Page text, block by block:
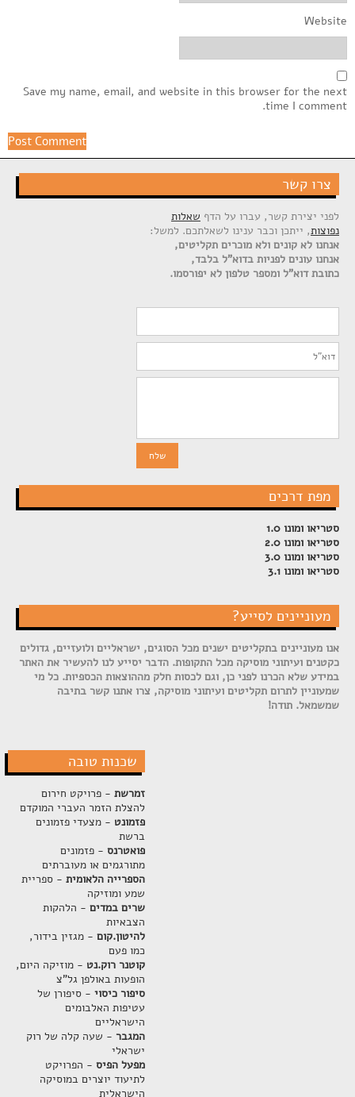
Website
Save my name, email, and website in this browser for the next
time I comment.
צרו קשר
לפני יצירת קשר, עברו על הדף שאלות
נפוצות, ייתכן וכבר ענינו לשאלתכם. למשל:
אנחנו לא קונים ולא מוכרים תקליטים,
אנחנו עונים לפניות בדוא"ל בלבד,
כתובת דוא"ל ומספר טלפון לא יפורסמו.
מפת דרכים
סטריאו ומונו 1.0
סטריאו ומונו 2.0
סטריאו ומונו 3.0
סטריאו ומונו 3.1
מעוניינים לסייע?
אנו מעוניינים בתקליטים ישנים מכל הסוגים, ישראליים ולועזיים, גדולים
כקטנים ועיתוני מוסיקה מכל התקופות. הדבר יסייע לנו להעשיר את האתר
במידע שלא הכרנו לפני כן, וגם לכסות חלק מההוצאות הכספיות. כל מי
שמעוניין לתרום תקליטים ועיתוני מוסיקה, צרו אתנו קשר בתיבה
שמשמאל. תודה!
שכנות טובה
זמרשת- פרויקט חירום
להצלת הזמר העברי המוקדם
פזמונט - מצעדי פזמונים
ברשת
פואטרנס- פזמונים
מתורגמים או מעוברתים
הספרייה הלאומית- ספריית
שמע ומוזיקה
שרים במדים- הלהקות
הצבאיות
להיטון.קום- מגזין בידור,
כמו פעם
קוטנר רוק.נט - מוזיקה היום,
הופעות באולפן גל"צ
סיפור כיסוי- סיפורן של
עטיפות האלבומים
הישראליים
המגבר- שעה קלה של רוק
ישראלי
מפעל הפיס- הפרויקט
לתיעוד יוצרים במוסיקה
הישראלית